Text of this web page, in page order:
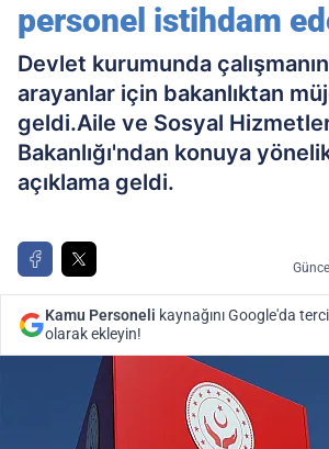
personel istihdam
Devlet kurumunda
arayanlar için bakanlıktan
geldi.Aile ve Sosyal
Bakanlığı'ndan konuya
açıklama geldi.
Kamu Personeli kaynağını Google'da
olarak ekleyin!